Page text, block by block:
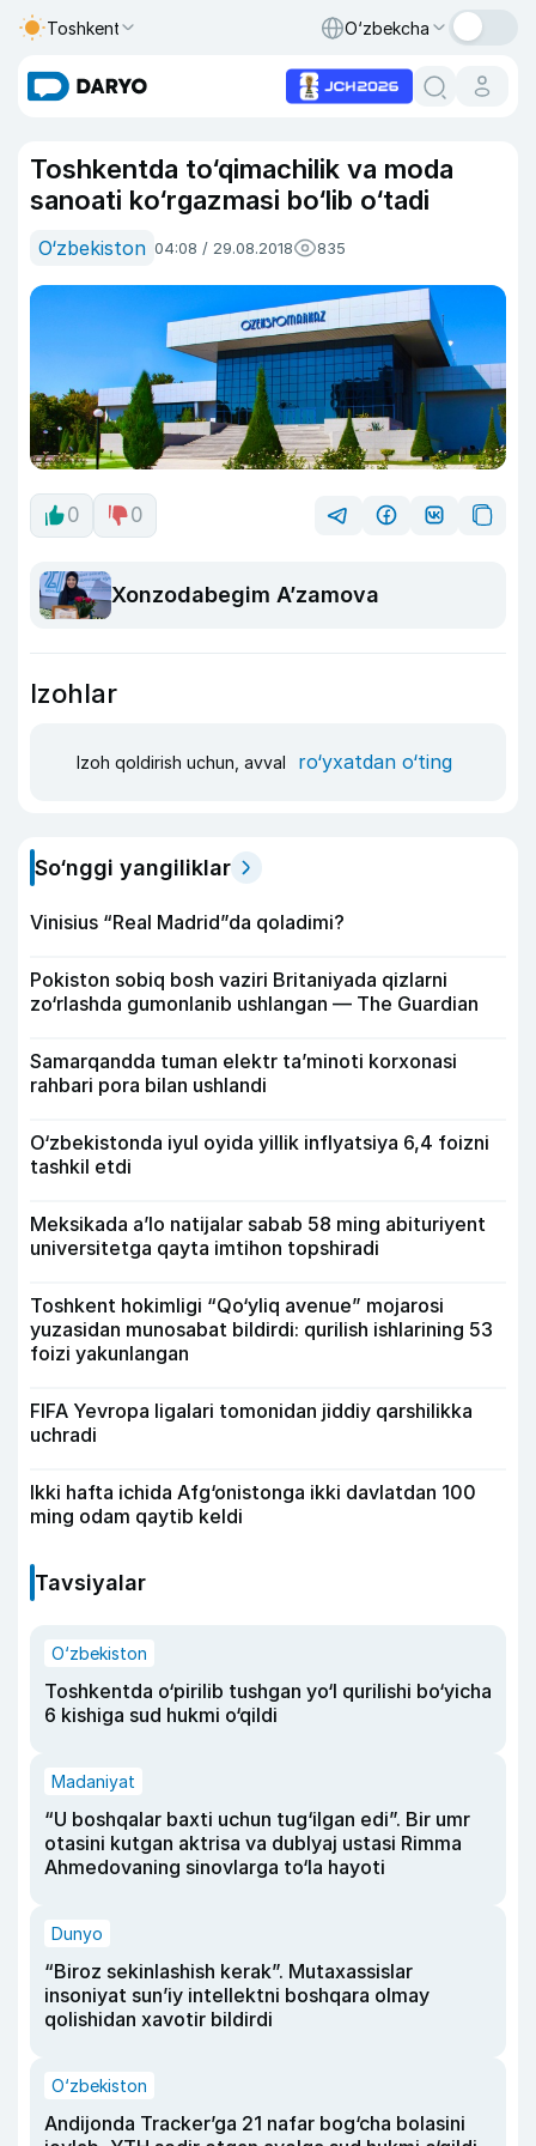
Toshkent O‘zbekcha
Toshkentda to‘qimachilik va moda
sanoati ko‘rgazmasi bo‘lib o‘tadi
O‘zbekiston 04:08 / 29.08.2018 835
0 0
Xonzodabegim A’zamova
Izohlar
Izoh qoldirish uchun, avval ro‘yxatdan o‘ting
So‘nggi yangiliklar
Vinisius “Real Madrid”da qoladimi?
Pokiston sobiq bosh vaziri Britaniyada qizlarni
zo‘rlashda gumonlanib ushlangan — The Guardian
Samarqandda tuman elektr ta’minoti korxonasi
rahbari pora bilan ushlandi
O‘zbekistonda iyul oyida yillik inflyatsiya 6,4 foizni
tashkil etdi
Meksikada a’lo natijalar sabab 58 ming abituriyent
universitetga qayta imtihon topshiradi
Toshkent hokimligi “Qo‘yliq avenue” mojarosi
yuzasidan munosabat bildirdi: qurilish ishlarining 53
foizi yakunlangan
FIFA Yevropa ligalari tomonidan jiddiy qarshilikka
uchradi
Ikki hafta ichida Afg‘onistonga ikki davlatdan 100
ming odam qaytib keldi
Tavsiyalar
O‘zbekiston
Toshkentda o‘pirilib tushgan yo‘l qurilishi bo‘yicha
6 kishiga sud hukmi o‘qildi
Madaniyat
“U boshqalar baxti uchun tug‘ilgan edi”. Bir umr
otasini kutgan aktrisa va dublyaj ustasi Rimma
Ahmedovaning sinovlarga to‘la hayoti
Dunyo
“Biroz sekinlashish kerak”. Mutaxassislar
insoniyat sun’iy intellektni boshqara olmay
qolishidan xavotir bildirdi
O‘zbekiston
Andijonda Tracker’ga 21 nafar bog‘cha bolasini